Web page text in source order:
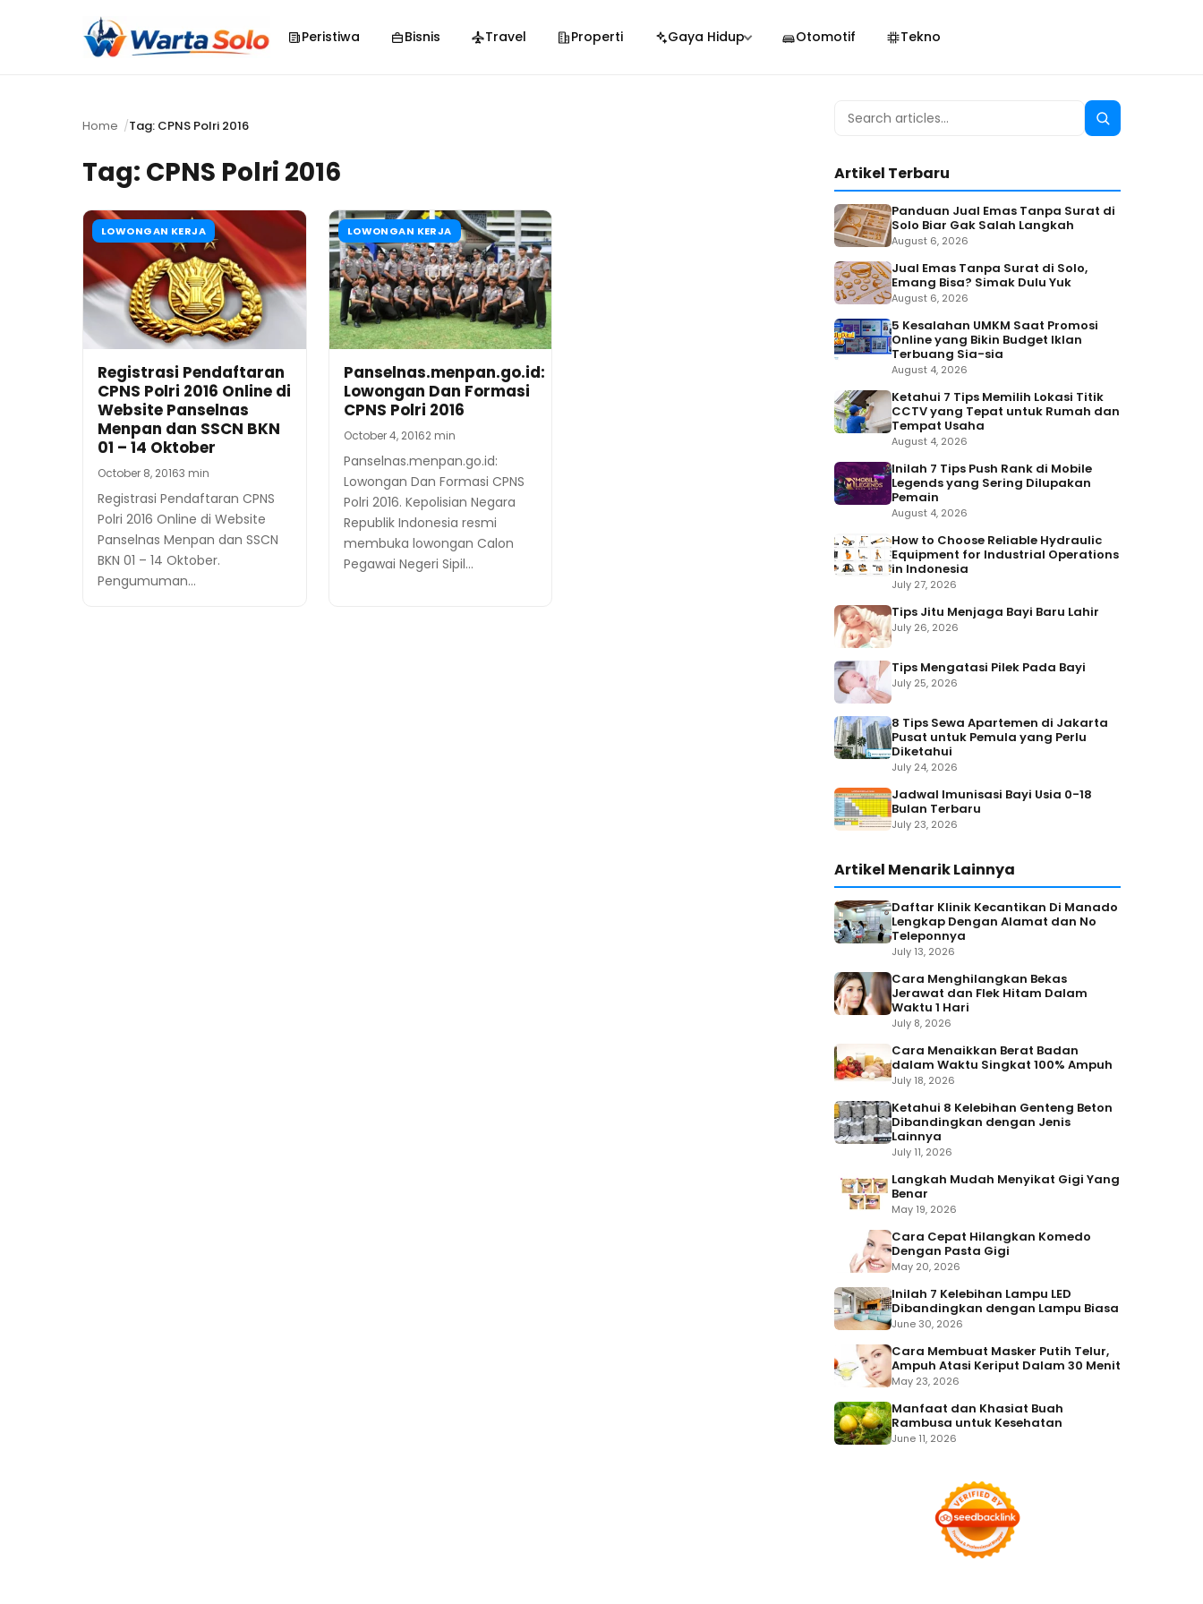
Peristiwa Bisnis Travel Properti Gaya Hidup Otomotif Tekno
Home Tag: CPNS Polri 2016
Tag: CPNS Polri 2016
LOWONGAN KERJA
Registrasi Pendaftaran
CPNS Polri 2016 Online di
Website Panselnas
Menpan dan SSCN BKN
01 – 14 Oktober
October 8, 20163 min
Registrasi Pendaftaran CPNS
Polri 2016 Online di Website
Panselnas Menpan dan SSCN
BKN 01 – 14 Oktober.
Pengumuman…
LOWONGAN KERJA
Panselnas.menpan.go.id:
Lowongan Dan Formasi
CPNS Polri 2016
October 4, 20162 min
Panselnas.menpan.go.id:
Lowongan Dan Formasi CPNS
Polri 2016. Kepolisian Negara
Republik Indonesia resmi
membuka lowongan Calon
Pegawai Negeri Sipil…
Search
Search
Artikel Terbaru
Panduan Jual Emas Tanpa Surat di
Solo Biar Gak Salah Langkah
August 6, 2026
Jual Emas Tanpa Surat di Solo,
Emang Bisa? Simak Dulu Yuk
August 6, 2026
5 Kesalahan UMKM Saat Promosi
Online yang Bikin Budget Iklan
Terbuang Sia-sia
August 4, 2026
Ketahui 7 Tips Memilih Lokasi Titik
CCTV yang Tepat untuk Rumah dan
Tempat Usaha
August 4, 2026
Inilah 7 Tips Push Rank di Mobile
Legends yang Sering Dilupakan
Pemain
August 4, 2026
How to Choose Reliable Hydraulic
Equipment for Industrial Operations
in Indonesia
July 27, 2026
Tips Jitu Menjaga Bayi Baru Lahir
July 26, 2026
Tips Mengatasi Pilek Pada Bayi
July 25, 2026
8 Tips Sewa Apartemen di Jakarta
Pusat untuk Pemula yang Perlu
Diketahui
July 24, 2026
Jadwal Imunisasi Bayi Usia 0-18
Bulan Terbaru
July 23, 2026
Artikel Menarik Lainnya
Daftar Klinik Kecantikan Di Manado
Lengkap Dengan Alamat dan No
Teleponnya
July 13, 2026
Cara Menghilangkan Bekas
Jerawat dan Flek Hitam Dalam
Waktu 1 Hari
July 8, 2026
Cara Menaikkan Berat Badan
dalam Waktu Singkat 100% Ampuh
July 18, 2026
Ketahui 8 Kelebihan Genteng Beton
Dibandingkan dengan Jenis
Lainnya
July 11, 2026
Langkah Mudah Menyikat Gigi Yang
Benar
May 19, 2026
Cara Cepat Hilangkan Komedo
Dengan Pasta Gigi
May 20, 2026
Inilah 7 Kelebihan Lampu LED
Dibandingkan dengan Lampu Biasa
June 30, 2026
Cara Membuat Masker Putih Telur,
Ampuh Atasi Keriput Dalam 30 Menit
May 23, 2026
Manfaat dan Khasiat Buah
Rambusa untuk Kesehatan
June 11, 2026